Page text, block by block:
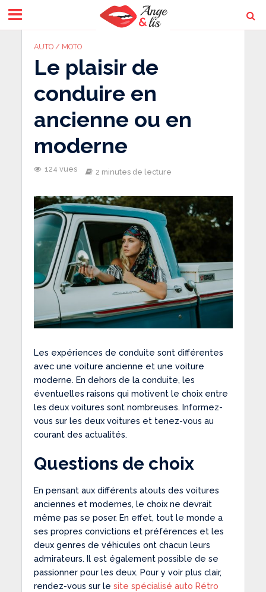
AUTO / MOTO
Le plaisir de
conduire en
ancienne ou en
moderne
124 vues 2 minutes de lecture
Les expériences de conduite sont différentes
avec une voiture ancienne et une voiture
moderne. En dehors de la conduite, les
éventuelles raisons qui motivent le choix entre
les deux voitures sont nombreuses. Informez-
vous sur les deux voitures et tenez-vous au
courant des actualités.
Questions de choix
En pensant aux différents atouts des voitures
anciennes et modernes, le choix ne devrait
même pas se poser. En effet, tout le monde a
ses propres convictions et préférences et les
deux genres de véhicules ont chacun leurs
admirateurs. Il est également possible de se
passionner pour les deux. Pour y voir plus clair,
rendez-vous sur le site spécialisé auto Rétro